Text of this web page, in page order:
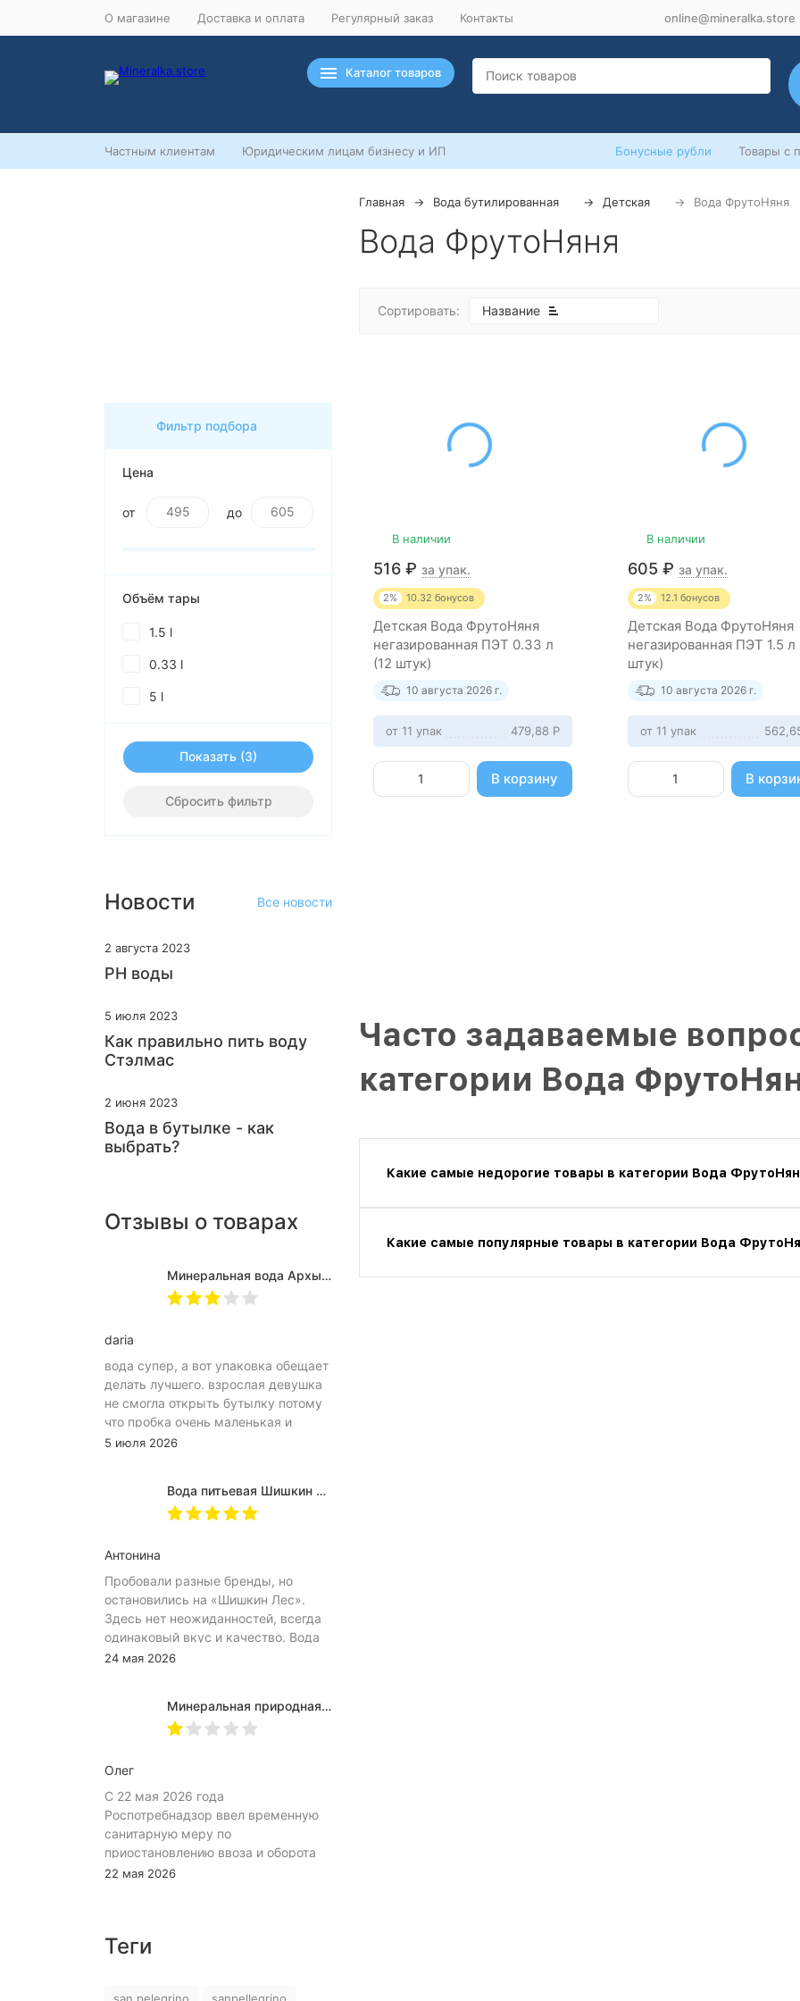
О магазине Доставка и оплата Регулярный заказ Контакты online@mineralka.store
Каталог товаров
Частным клиентам Юридическим лицам бизнесу и ИП Бонусные рубли Товары с
Главная Вода бутилированная Детская Вода ФрутоНяня
Вода ФрутоНяня
Сортировать: Название
В наличии
516 ₽ за упак.
2% 10.32 бонусов
Детская Вода ФрутоНяня
негазированная ПЭТ 0.33 л
(12 штук)
10 августа 2026 г.
от 11 упак 479,88 Р
В корзину
В наличии
605 ₽ за упак.
2% 12.1 бонусов
Детская Вода ФрутоНяня
негазированная ПЭТ 1.5 л
штук)
10 августа 2026 г.
от 11 упак
В
Часто задаваемые
категории Вода
Какие самые недорогие товары в категории Вода
Какие самые популярные товары в категории Вода
Фильтр подбора
Цена
от до
Объём тары
1.5 l
0.33 l
5 l
Показать
Сбросить фильтр
Новости Все новости
2 августа 2023
PH воды
5 июля 2023
Как правильно пить воду
Стэлмас
2 июня 2023
Вода в бутылке - как
выбрать?
Отзывы о товарах
Минеральная вода Архыз Vita негазированная, ПЭТ 0.5 л (12 штук)
daria
вода супер, а вот упаковка обещает
делать лучшего. взрослая девушка
не смогла открыть бутылку потому
что пробка очень маленькая и
неудобное расположение
затрудняет открытию бутылка.
Плюс рубцы на пробке мелкие, что
5 июля 2026
Вода питьевая Шишкин лес в (одноразовой) таре 19 литров
Антонина
Пробовали разные бренды, но
остановились на «Шишкин Лес».
Здесь нет неожиданностей, всегда
одинаковый вкус и качество. Вода
хорошо идёт и холодной, и
подходит. Это, наверное, главный
показатель.
24 мая 2026
Минеральная природная вода Jermuk / Джермук газированная, Пэт (1,0л*6шт)
Олег
С 22 мая 2026 года
Роспотребнадзор ввел временную
санитарную меру по
приостановлению ввоза и оборота
на территории Российской
вода «Джермук», изготовитель ЗАО
22 мая 2026
Теги